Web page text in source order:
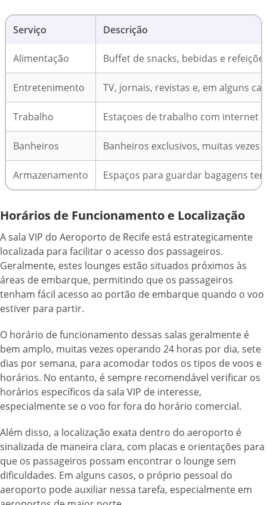
Serviço Descrição
Alimentação Buffet de snacks, bebidas e
Entretenimento TV, jornais, revistas e, em alguns
Trabalho Estaçoes de trabalho com internet
Banheiros Banheiros exclusivos, muitas vezes
Armazenamento Espaços para guardar bagagens
Horários de Funcionamento e Localização
A sala VIP do Aeroporto de Recife está estrategicamente
localizada para facilitar o acesso dos passageiros.
Geralmente, estes lounges estão situados próximos às
áreas de embarque, permitindo que os passageiros
tenham fácil acesso ao portão de embarque quando o voo
estiver para partir.
O horário de funcionamento dessas salas geralmente é
bem amplo, muitas vezes operando 24 horas por dia, sete
dias por semana, para acomodar todos os tipos de voos e
horários. No entanto, é sempre recomendável verificar os
horários específicos da sala VIP de interesse,
especialmente se o voo for fora do horário comercial.
Além disso, a localização exata dentro do aeroporto é
sinalizada de maneira clara, com placas e orientações para
que os passageiros possam encontrar o lounge sem
dificuldades. Em alguns casos, o próprio pessoal do
aeroporto pode auxiliar nessa tarefa, especialmente em